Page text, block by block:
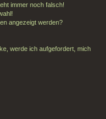
immer noch falsch!
angezeigt werden?
werde ich aufgefordert, mich